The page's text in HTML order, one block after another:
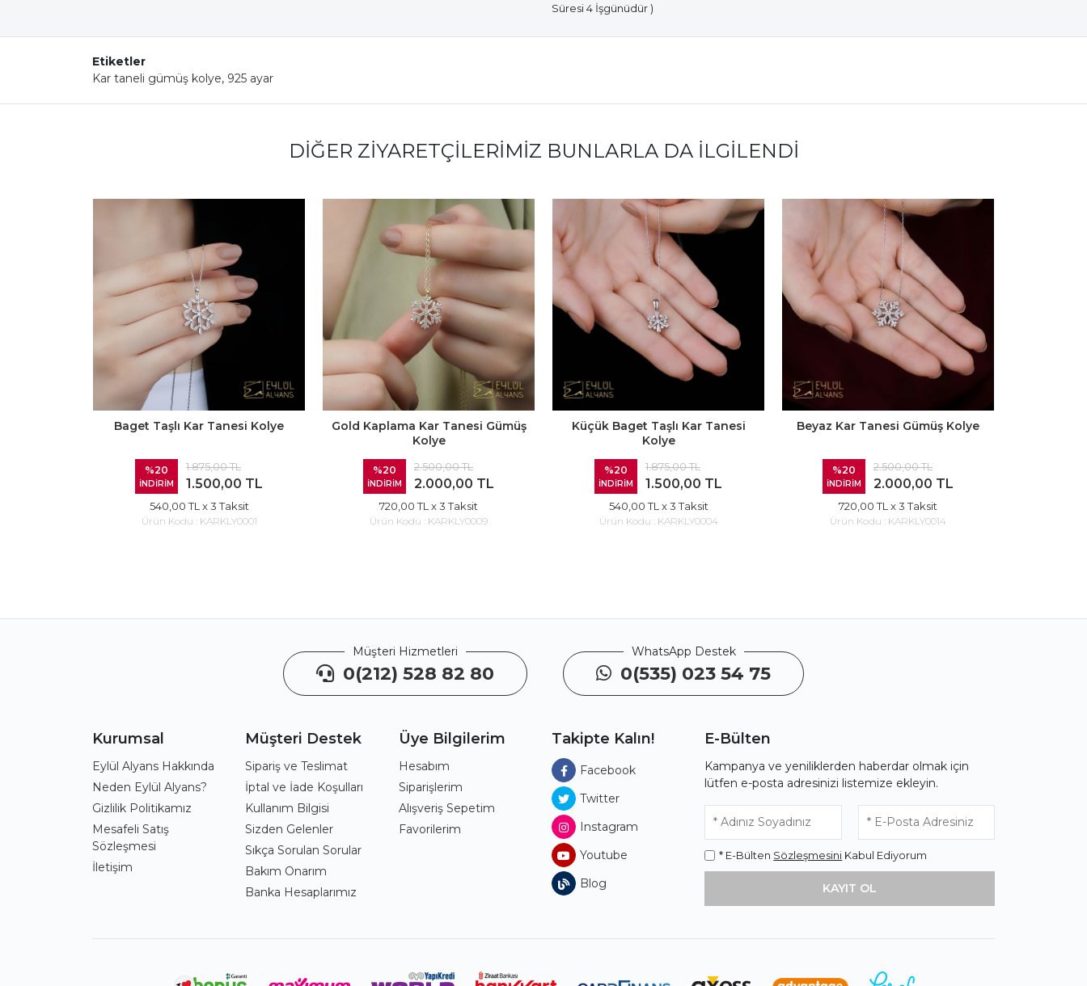
Süresi 4 İşgünüdür )
Etiketler
Kar taneli gümüş kolye, 925 ayar
DIĞER ZIYARETÇILERIMIZ BUNLARLA DA İLGILENDI
Baget Taşlı Kar Tanesi Kolye
%20
İNDİRİM
1.875,00 TL
1.500,00 TL
540,00 TL x 3 Taksit
Ürün Kodu : KARKLY0001
Gold Kaplama Kar Tanesi Gümüş
Kolye
%20
İNDİRİM
2.500,00 TL
2.000,00 TL
720,00 TL x 3 Taksit
Ürün Kodu : KARKLY0009
Küçük Baget Taşlı Kar Tanesi
Kolye
%20
İNDİRİM
1.875,00 TL
1.500,00 TL
540,00 TL x 3 Taksit
Ürün Kodu : KARKLY0004
Beyaz Kar Tanesi Gümüş Kolye
%20
İNDİRİM
2.500,00 TL
2.000,00 TL
720,00 TL x 3 Taksit
Ürün Kodu : KARKLY0014
Müşteri Hizmetleri
0(212) 528 82 80
WhatsApp Destek
0(535) 023 54 75
Kurumsal
Eylül Alyans Hakkında
Neden Eylül Alyans?
Gizlilik Politikamız
Mesafeli Satış
Sözleşmesi
İletişim
Müşteri Destek
Sipariş ve Teslimat
İptal ve İade Koşulları
Kullanım Bilgisi
Sizden Gelenler
Sıkça Sorulan Sorular
Bakım Onarım
Banka Hesaplarımız
Üye Bilgilerim
Hesabım
Siparişlerim
Alışveriş Sepetim
Favorilerim
Takipte Kalın!
Facebook
Twitter
Instagram
Youtube
Blog
E-Bülten
Kampanya ve yeniliklerden haberdar olmak için
lütfen e-posta adresinizi listemize ekleyin.
* E-Bülten Sözleşmesini Kabul Ediyorum